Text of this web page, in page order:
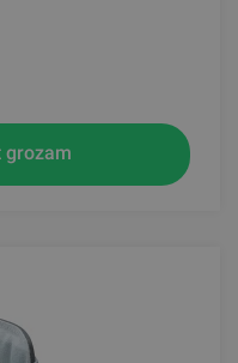
grozam